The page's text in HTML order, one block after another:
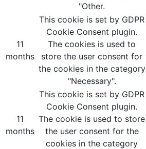
"Other.
11
months
This cookie is set by GDPR
Cookie Consent plugin.
The cookies is used to
store the user consent for
the cookies in the category
"Necessary".
11
months
This cookie is set by GDPR
Cookie Consent plugin.
The cookie is used to store
the user consent for the
cookies in the category